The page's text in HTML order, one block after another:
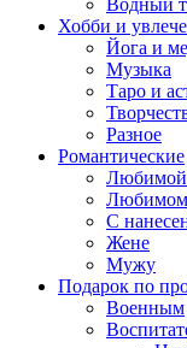
Хобби и
Йога и
Музыка
Таро и
Разное
Романтические
Любимой
С
Жене
Мужу
Подарок по
Военным